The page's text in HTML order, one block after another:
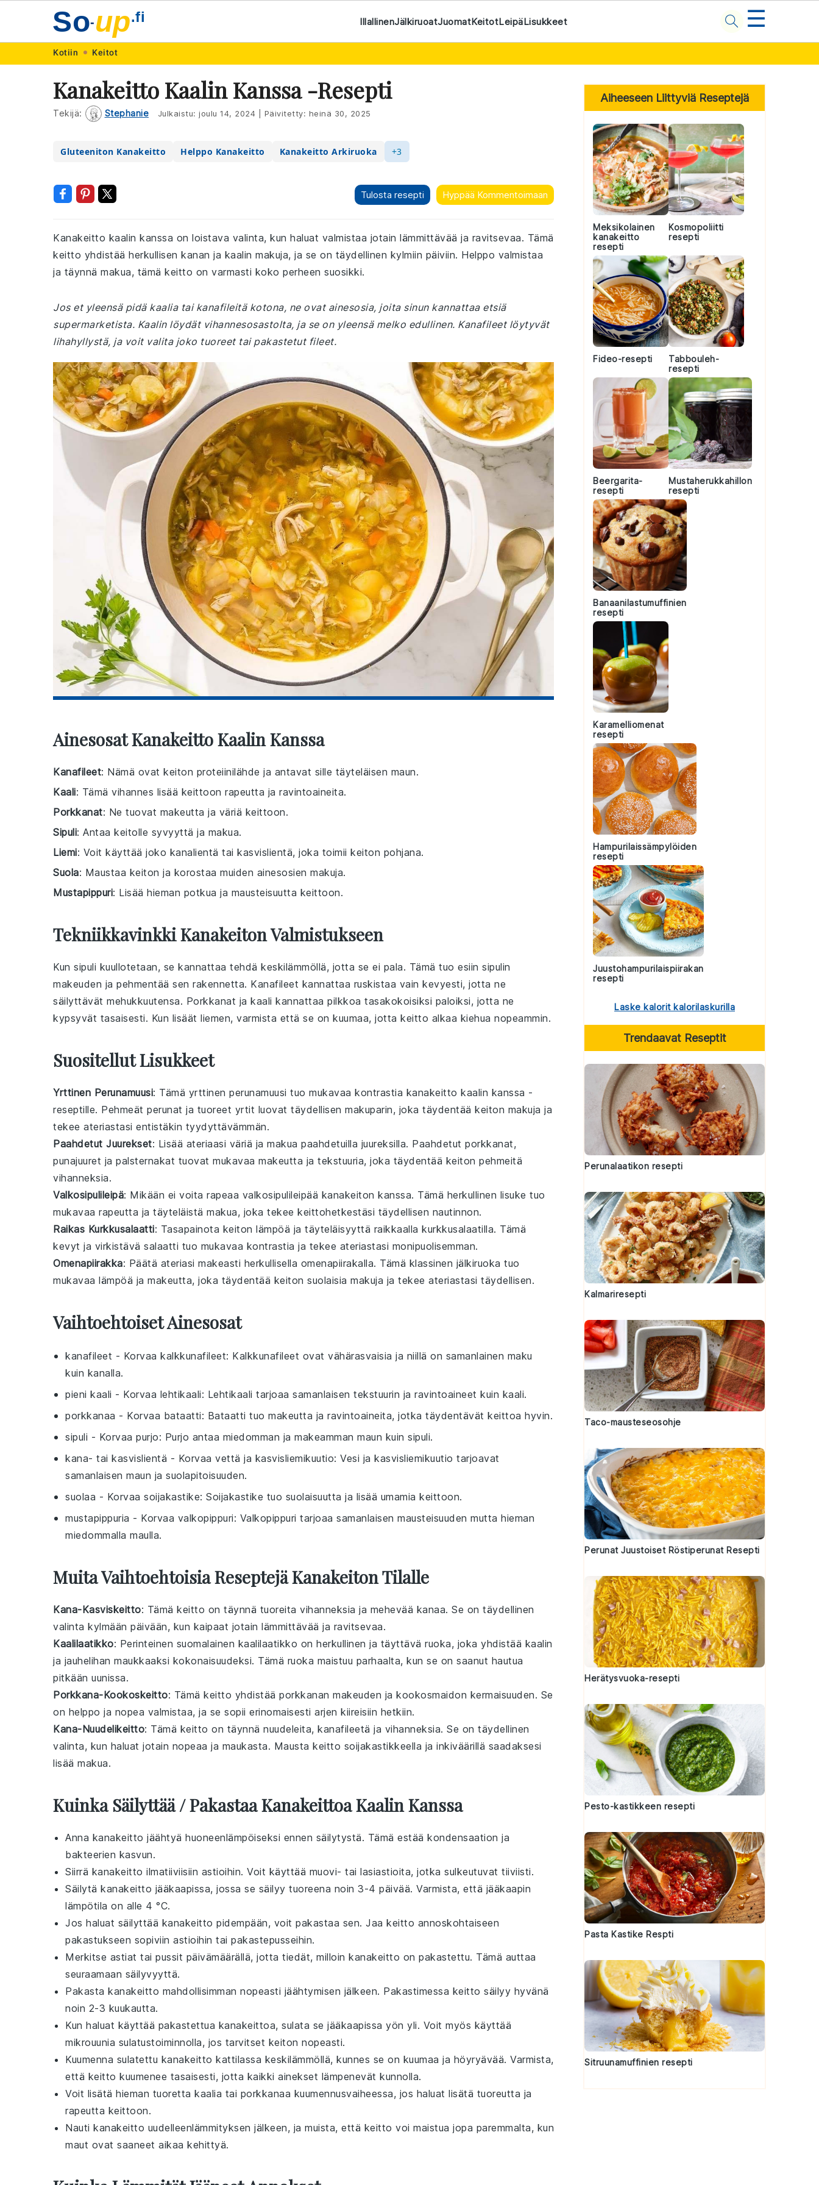
navigation
content
So-up.fi IllallinenJälkiruoatJuomatKeitotLeipäLisukkeet ☰
Kotiin Keitot
Kanakeitto Kaalin Kanssa -resepti
Tekijä: Stephanie Julkaistu: joulu 14, 2024 Päivitetty: heinä 30, 2025
Gluteeniton Kanakeitto Helppo Kanakeitto Kanakeitto Arkiruoka +3
Tulosta resepti Hyppää Kommentoimaan
Kanakeitto kaalin kanssa on loistava valinta, kun haluat valmistaa jotain lämmittävää ja ravitsevaa. Tämä
keitto yhdistää herkullisen kanan ja kaalin makuja, ja se on täydellinen kylmiin päiviin. Helppo valmistaa
ja täynnä makua, tämä keitto on varmasti koko perheen suosikki.
Jos et yleensä pidä kaalia tai kanafileitä kotona, ne ovat ainesosia, joita sinun kannattaa etsiä
supermarketista. Kaalin löydät vihannesosastolta, ja se on yleensä melko edullinen. Kanafileet löytyvät
lihahyllystä, ja voit valita joko tuoreet tai pakastetut fileet.
Ainesosat Kanakeitto Kaalin Kanssa
Kanafileet: Nämä ovat keiton proteiinilähde ja antavat sille täyteläisen maun.
Kaali: Tämä vihannes lisää keittoon rapeutta ja ravintoaineita.
Porkkanat: Ne tuovat makeutta ja väriä keittoon.
Sipuli: Antaa keitolle syvyyttä ja makua.
Liemi: Voit käyttää joko kanalientä tai kasvislientä, joka toimii keiton pohjana.
Suola: Maustaa keiton ja korostaa muiden ainesosien makuja.
Mustapippuri: Lisää hieman potkua ja mausteisuutta keittoon.
Tekniikkavinkki Kanakeiton Valmistukseen
Kun sipuli kuullotetaan, se kannattaa tehdä keskilämmöllä, jotta se ei pala. Tämä tuo esiin sipulin
makeuden ja pehmentää sen rakennetta. Kanafileet kannattaa ruskistaa vain kevyesti, jotta ne
säilyttävät mehukkuutensa. Porkkanat ja kaali kannattaa pilkkoa tasakokoisiksi paloiksi, jotta ne
kypsyvät tasaisesti. Kun lisäät liemen, varmista että se on kuumaa, jotta keitto alkaa kiehua nopeammin.
Suositellut Lisukkeet
Yrttinen Perunamuusi: Tämä yrttinen perunamuusi tuo mukavaa kontrastia kanakeitto kaalin kanssa -
reseptille. Pehmeät perunat ja tuoreet yrtit luovat täydellisen makuparin, joka täydentää keiton makuja ja
tekee ateriastasi entistäkin tyydyttävämmän.
Paahdetut Juurekset: Lisää ateriaasi väriä ja makua paahdetuilla juureksilla. Paahdetut porkkanat,
punajuuret ja palsternakat tuovat mukavaa makeutta ja tekstuuria, joka täydentää keiton pehmeitä
vihanneksia.
Valkosipulileipä: Mikään ei voita rapeaa valkosipulileipää kanakeiton kanssa. Tämä herkullinen lisuke tuo
mukavaa rapeutta ja täyteläistä makua, joka tekee keittohetkestäsi täydellisen nautinnon.
Raikas Kurkkusalaatti: Tasapainota keiton lämpöä ja täyteläisyyttä raikkaalla kurkkusalaatilla. Tämä
kevyt ja virkistävä salaatti tuo mukavaa kontrastia ja tekee ateriastasi monipuolisemman.
Omenapiirakka: Päätä ateriasi makeasti herkullisella omenapiirakalla. Tämä klassinen jälkiruoka tuo
mukavaa lämpöä ja makeutta, joka täydentää keiton suolaisia makuja ja tekee ateriastasi täydellisen.
Vaihtoehtoiset Ainesosat
kanafileet - Korvaa kalkkunafileet: Kalkkunafileet ovat vähärasvaisia ja niillä on samanlainen maku
kuin kanalla.
pieni kaali - Korvaa lehtikaali: Lehtikaali tarjoaa samanlaisen tekstuurin ja ravintoaineet kuin kaali.
porkkanaa - Korvaa bataatti: Bataatti tuo makeutta ja ravintoaineita, jotka täydentävät keittoa hyvin.
sipuli - Korvaa purjo: Purjo antaa miedomman ja makeamman maun kuin sipuli.
kana- tai kasvislientä - Korvaa vettä ja kasvisliemikuutio: Vesi ja kasvisliemikuutio tarjoavat
samanlaisen maun ja suolapitoisuuden.
suolaa - Korvaa soijakastike: Soijakastike tuo suolaisuutta ja lisää umamia keittoon.
mustapippuria - Korvaa valkopippuri: Valkopippuri tarjoaa samanlaisen mausteisuuden mutta hieman
miedommalla maulla.
Muita Vaihtoehtoisia Reseptejä Kanakeiton Tilalle
Kana-Kasviskeitto: Tämä keitto on täynnä tuoreita vihanneksia ja mehevää kanaa. Se on täydellinen
valinta kylmään päivään, kun kaipaat jotain lämmittävää ja ravitsevaa.
Kaalilaatikko: Perinteinen suomalainen kaalilaatikko on herkullinen ja täyttävä ruoka, joka yhdistää kaalin
ja jauhelihan maukkaaksi kokonaisuudeksi. Tämä ruoka maistuu parhaalta, kun se on saanut hautua
pitkään uunissa.
Porkkana-Kookoskeitto: Tämä keitto yhdistää porkkanan makeuden ja kookosmaidon kermaisuuden. Se
on helppo ja nopea valmistaa, ja se sopii erinomaisesti arjen kiireisiin hetkiin.
Kana-Nuudelikeitto: Tämä keitto on täynnä nuudeleita, kanafileetä ja vihanneksia. Se on täydellinen
valinta, kun haluat jotain nopeaa ja maukasta. Mausta keitto soijakastikkeella ja inkiväärillä saadaksesi
lisää makua.
Kuinka Säilyttää / Pakastaa Kanakeittoa Kaalin Kanssa
Anna kanakeitto jäähtyä huoneenlämpöiseksi ennen säilytystä. Tämä estää kondensaation ja
bakteerien kasvun.
Siirrä kanakeitto ilmatiiviisiin astioihin. Voit käyttää muovi- tai lasiastioita, jotka sulkeutuvat tiiviisti.
Säilytä kanakeitto jääkaapissa, jossa se säilyy tuoreena noin 3-4 päivää. Varmista, että jääkaapin
lämpötila on alle 4 °C.
Jos haluat säilyttää kanakeitto pidempään, voit pakastaa sen. Jaa keitto annoskohtaiseen
pakastukseen sopiviin astioihin tai pakastepusseihin.
Merkitse astiat tai pussit päivämäärällä, jotta tiedät, milloin kanakeitto on pakastettu. Tämä auttaa
seuraamaan säilyvyyttä.
Pakasta kanakeitto mahdollisimman nopeasti jäähtymisen jälkeen. Pakastimessa keitto säilyy hyvänä
noin 2-3 kuukautta.
Kun haluat käyttää pakastettua kanakeittoa, sulata se jääkaapissa yön yli. Voit myös käyttää
mikrouunia sulatustoiminnolla, jos tarvitset keiton nopeasti.
Kuumenna sulatettu kanakeitto kattilassa keskilämmöllä, kunnes se on kuumaa ja höyryävää. Varmista,
että keitto kuumenee tasaisesti, jotta kaikki ainekset lämpenevät kunnolla.
Voit lisätä hieman tuoretta kaalia tai porkkanaa kuumennusvaiheessa, jos haluat lisätä tuoreutta ja
rapeutta keittoon.
Nauti kanakeitto uudelleenlämmityksen jälkeen, ja muista, että keitto voi maistua jopa paremmalta, kun
maut ovat saaneet aikaa kehittyä.
Primary
Sidebar
Aiheeseen Liittyviä Reseptejä
Meksikolainen
kanakeitto
resepti
Kosmopoliitti
resepti
Fideo-resepti
Tabbouleh-
resepti
Beergarita-
resepti
Mustaherukkahillon
resepti
Banaanilastumuffinien
resepti
Karamelliomenat
resepti
Hampurilaissämpylöiden
resepti
Juustohampurilaispiirakan
resepti
Laske kalorit kalorilaskurilla
Trendaavat Reseptit
Perunalaatikon resepti
Kalmariresepti
Taco-mausteseosohje
Perunat Juustoiset Röstiperunat Resepti
Herätysvuoka-resepti
Pesto-kastikkeen resepti
Pasta Kastike Respti
Sitruunamuffinien resepti